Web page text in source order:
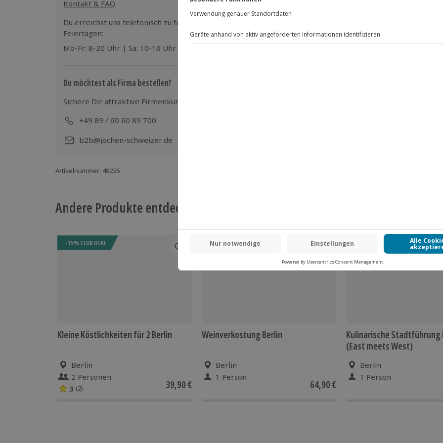
Kontakt & FAQ
Du erreichst uns telefonisch zu folgenden Zeiten, außer an bundesweiten
Feiertagen:
Mo-Fr: 8-20 Uhr | Sa: 10-16 Uhr
Du möchtest als Firma bestellen?
Sichere Dir attraktive Firmenkunden Vorteile.
+49 89 / 60 60 89 700
b2b@jochen-schweizer.de
Artikelnummer: 48226
Andere Produkte entdecken
-15% CLUB DEAL
Kleine Köstlichkeiten für 2 Berlin
Berlin
2 Personen
3 (2) 39,90 €
-15% CLUB DEAL
Weinverkostung Berlin
Berlin
1 Person
64,90 €
Kulinarische Stadtführung
(East meets West)
Berlin
1 Person